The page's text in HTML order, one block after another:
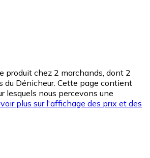
produit chez 2 marchands, dont 2
du Dénicheur. Cette page contient
lesquels nous percevons une
plus sur l'affichage des prix et des